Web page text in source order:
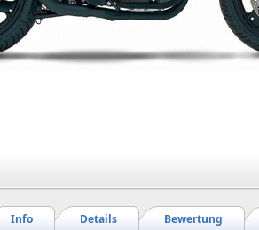
Bewertung
Details
Info